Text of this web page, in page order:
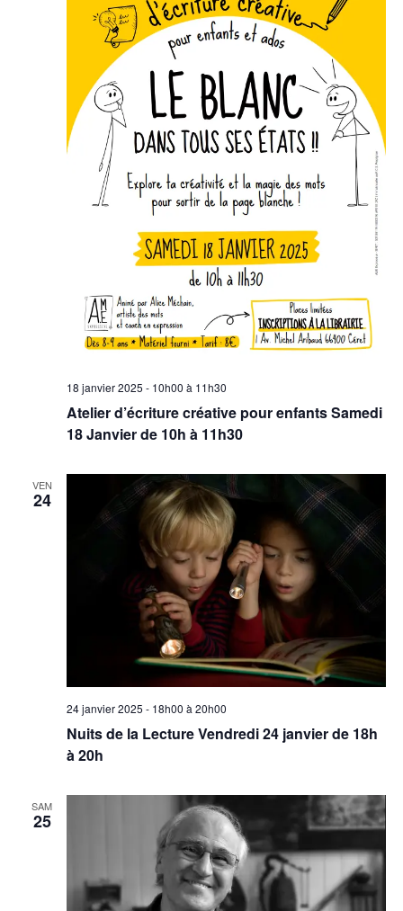
Atelier d’écriture créative pour enfants Samedi
18 Janvier de 10h à 11h30
18 janvier 2025 - 10h00 à 11h30
VEN
24
Nuits de la Lecture Vendredi 24 janvier de 18h
à 20h
24 janvier 2025 - 18h00 à 20h00
SAM
25